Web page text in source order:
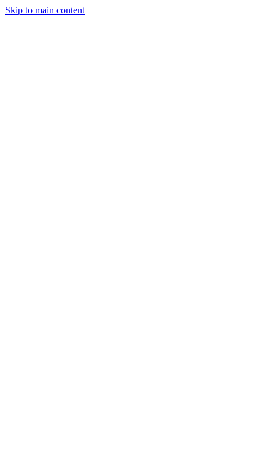
Skip to main content